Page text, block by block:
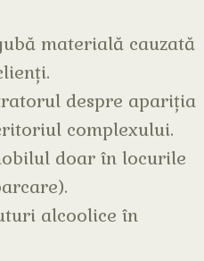
materială cauzată
despre apariția
complexului.
doar în locurile
alcoolice în